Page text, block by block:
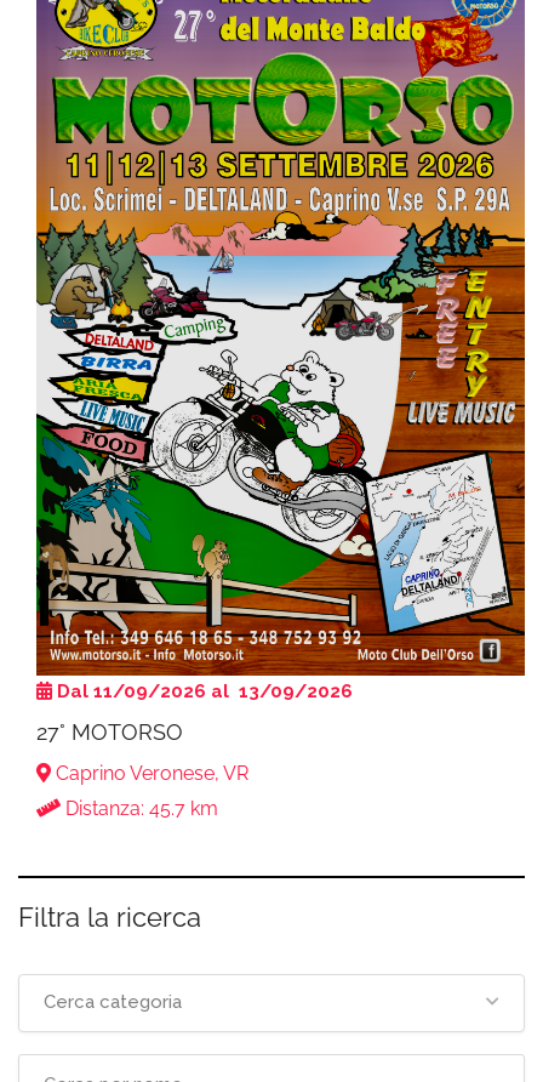
Dal 11/09/2026 al 13/09/2026
27° MOTORSO
Caprino Veronese, VR
Distanza: 45.7 km
Filtra la ricerca
Cerca categoria